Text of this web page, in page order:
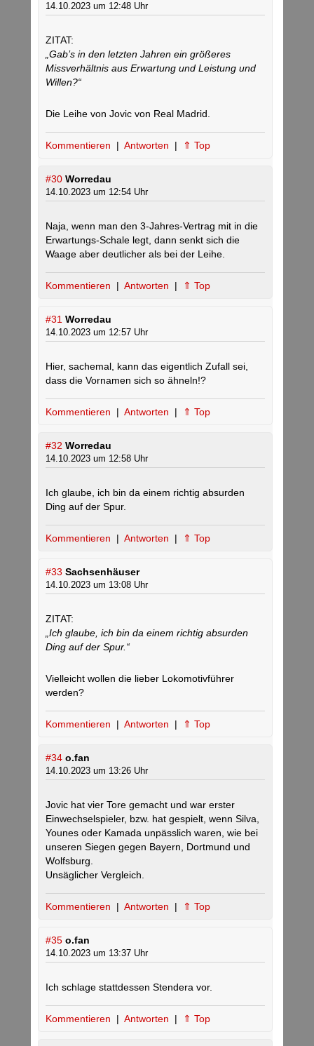
14.10.2023 um 12:48 Uhr
ZITAT:
„Gab’s in den letzten Jahren ein größeres
Missverhältnis aus Erwartung und Leistung und
Willen?“
Die Leihe von Jovic von Real Madrid.
Kommentieren | Antworten | ⇑ Top
#30 Worredau
14.10.2023 um 12:54 Uhr
Naja, wenn man den 3-Jahres-Vertrag mit in die
Erwartungs-Schale legt, dann senkt sich die
Waage aber deutlicher als bei der Leihe.
Kommentieren | Antworten | ⇑ Top
#31 Worredau
14.10.2023 um 12:57 Uhr
Hier, sachemal, kann das eigentlich Zufall sei,
dass die Vornamen sich so ähneln!?
Kommentieren | Antworten | ⇑ Top
#32 Worredau
14.10.2023 um 12:58 Uhr
Ich glaube, ich bin da einem richtig absurden
Ding auf der Spur.
Kommentieren | Antworten | ⇑ Top
#33 Sachsenhäuser
14.10.2023 um 13:08 Uhr
ZITAT:
„Ich glaube, ich bin da einem richtig absurden
Ding auf der Spur.“
Vielleicht wollen die lieber Lokomotivführer
werden?
Kommentieren | Antworten | ⇑ Top
#34 o.fan
14.10.2023 um 13:26 Uhr
Jovic hat vier Tore gemacht und war erster
Einwechselspieler, bzw. hat gespielt, wenn Silva,
Younes oder Kamada unpässlich waren, wie bei
unseren Siegen gegen Bayern, Dortmund und
Wolfsburg.
Unsäglicher Vergleich.
Kommentieren | Antworten | ⇑ Top
#35 o.fan
14.10.2023 um 13:37 Uhr
Ich schlage stattdessen Stendera vor.
Kommentieren | Antworten | ⇑ Top